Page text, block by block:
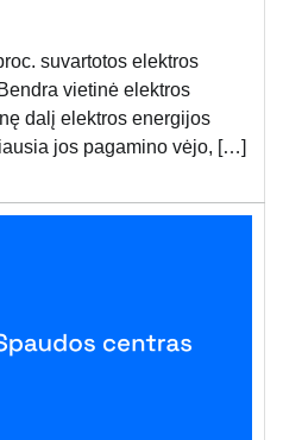
suvartotos elektros
vietinė elektros
dalį elektros energijos
jos pagamino vėjo, […]